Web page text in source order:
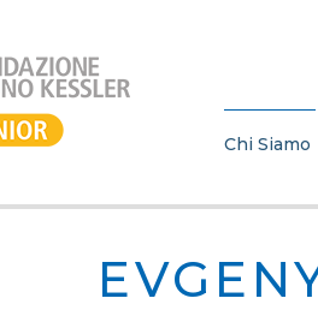
Chi Siamo